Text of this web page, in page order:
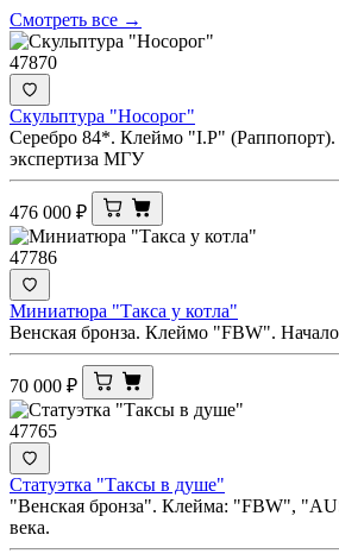
Смотреть все →
47870
Скульптура "Носорог"
Серебро 84*. Клеймо "I.Р" (Раппопорт).
экспертиза МГУ
476 000 ₽
47786
Миниатюра "Такса у котла"
Венская бронза. Клеймо "FBW".
70 000 ₽
47765
Статуэтка "Таксы в душе"
"Венская бронза". Клейма: "FBW",
века.